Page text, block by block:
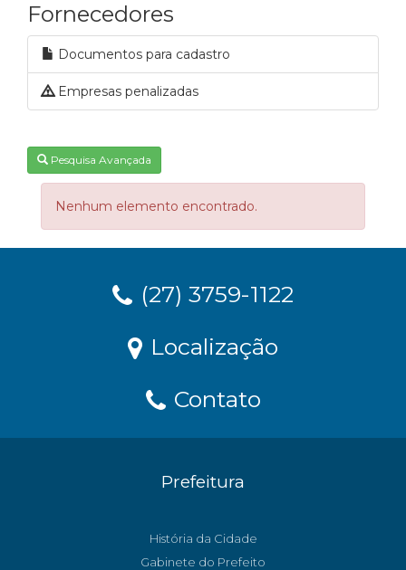
Fornecedores
Documentos para cadastro
Empresas penalizadas
Pesquisa Avançada
Nenhum elemento encontrado.
(27) 3759-1122
Localização
Contato
Prefeitura
História da Cidade
Gabinete do Prefeito